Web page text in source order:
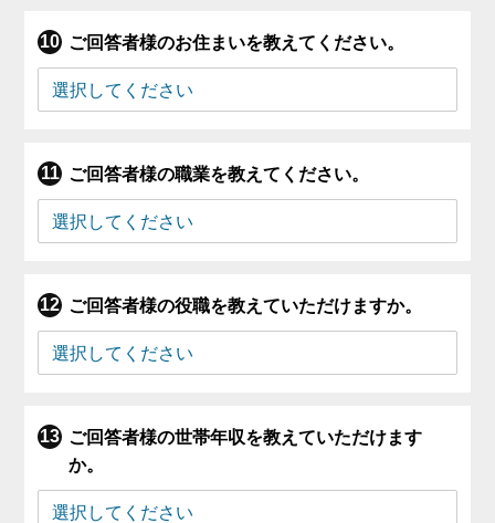
ご回答者様のお住まいを教えてください。
ご回答者様の職業を教えてください。
ご回答者様の役職を教えていただけますか。
ご回答者様の世帯年収を教えていただけます
か。